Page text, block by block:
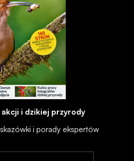
i dzikiej przyrody
i porady ekspertów